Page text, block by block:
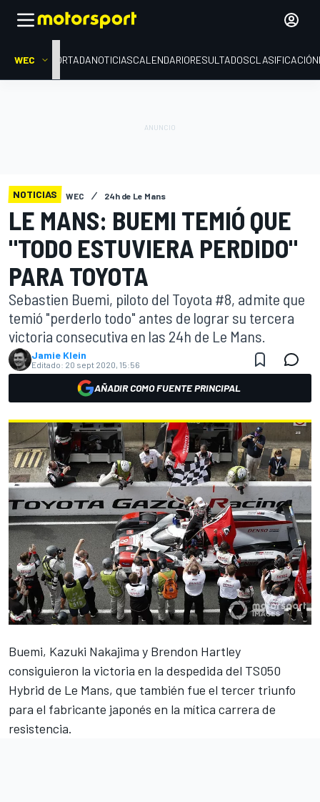
WEC PORTADANOTICIASCALENDARIORESULTADOSCLASIFICACIÓN
NOTICIAS WEC 24h de Le Mans
LE MANS: BUEMI TEMIÓ QUE
"TODO ESTUVIERA PERDIDO"
PARA TOYOTA
Sebastien Buemi, piloto del Toyota #8, admite que
temió "perderlo todo" antes de lograr su tercera
victoria consecutiva en las 24h de Le Mans.
Jamie Klein
Editado: 20 sept 2020, 15:56
AÑADIR COMO FUENTE PRINCIPAL
Buemi, Kazuki Nakajima y Brendon Hartley
consiguieron la victoria en la despedida del TS050
Hybrid de Le Mans, que también fue el tercer triunfo
para el fabricante japonés en la mítica carrera de
resistencia.